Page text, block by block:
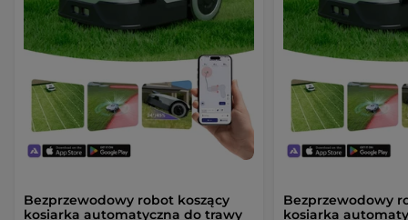
Bezprzewodowy robot koszący
kosiarka automatyczna do trawy
Bezprzewodowy
kosiarka